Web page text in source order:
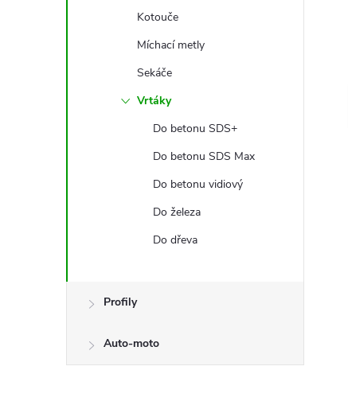
Kotouče
Míchací metly
Sekáče
Vrtáky
Do betonu SDS+
Do betonu SDS Max
Do betonu vidiový
Do železa
Do dřeva
Profily
Auto-moto